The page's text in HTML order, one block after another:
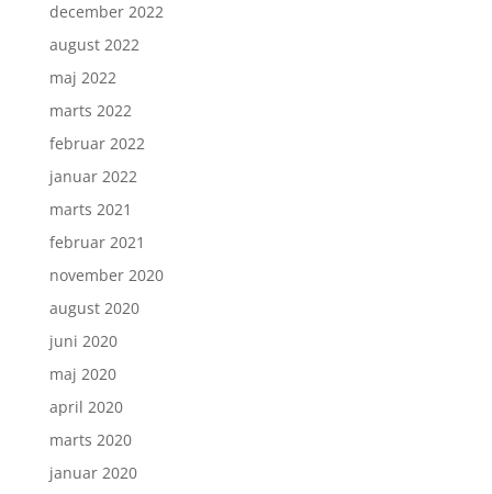
december 2022
august 2022
maj 2022
marts 2022
februar 2022
januar 2022
marts 2021
februar 2021
november 2020
august 2020
juni 2020
maj 2020
april 2020
marts 2020
januar 2020